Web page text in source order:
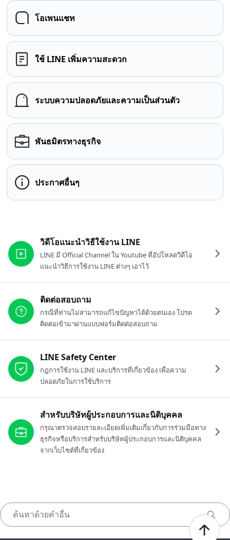
โอเพนแชท
ใช้ LINE เพิ่มความสะดวก
ระบบความปลอดภัยและความเป็นส่วนตัว
พันธมิตรทางธุรกิจ
ประกาศอื่นๆ
วิดีโอแนะนำวิธีใช้งาน LINE
LINE มี Official Channel ใน Youtube ที่อัปโหลดวิดีโอ
แนะนำวิธีการใช้งาน LINE ต่างๆ เอาไว้
ติดต่อสอบถาม
กรณีที่ท่านไม่สามารถแก้ไขปัญหาได้ด้วยตนเอง โปรด
ติดต่อเข้ามาผ่านแบบฟอร์มติดต่อสอบถาม
LINE Safety Center
กฎการใช้งาน LINE และบริการที่เกี่ยวข้อง เพื่อความ
ปลอดภัยในการใช้บริการ
สำหรับบริษัทผู้ประกอบการและนิติบุคคล
กรุณาตรวจสอบรายละเอียดเพิ่มเติมเกี่ยวกับการร่วมมือทาง
ธุรกิจหรือบริการสำหรับบริษัทผู้ประกอบการและนิติบุคคล
จากเว็บไซต์ที่เกี่ยวข้อง